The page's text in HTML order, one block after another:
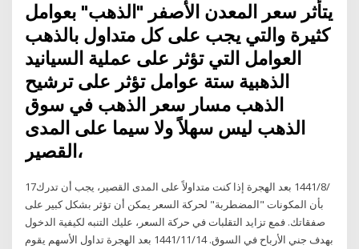
يتأثر سعر المعدن الأصفر "الذهب" بعوامل
كثيرة والتي يجب على كل متداول بالذهب
العوامل التي تؤثر على عملية السيانيد
الذهبية ستة عوامل تؤثر على ترشيح
الذهب مسار سعر الذهب في سوق
الذهب ليس سهلاً ولا سيما على المدى
القصير،
17‏‏/8‏‏/1441 بعد الهجرة إذا كنت متداولاً على المدى القصير، يجب أن تدرك
بأن المكونات "المضطربة" لحركة السعر يمكن أن تؤثر بشكل كبير على
صفقاتك. فمع تزايد التقلبات في حركة السعر، عليك التنبه لكيفية الدخول
بهدف جني الأرباح في السوق. 14‏‏/11‏‏/1441 بعد الهجرة تداول الأسهم يقوم